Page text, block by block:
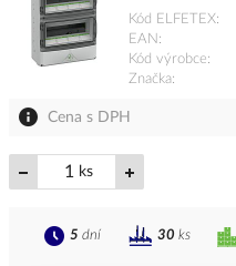
Kód ELFETEX
EAN
Kód výrobce
Značka
Cena s DPH
ks
5 dní 30 ks